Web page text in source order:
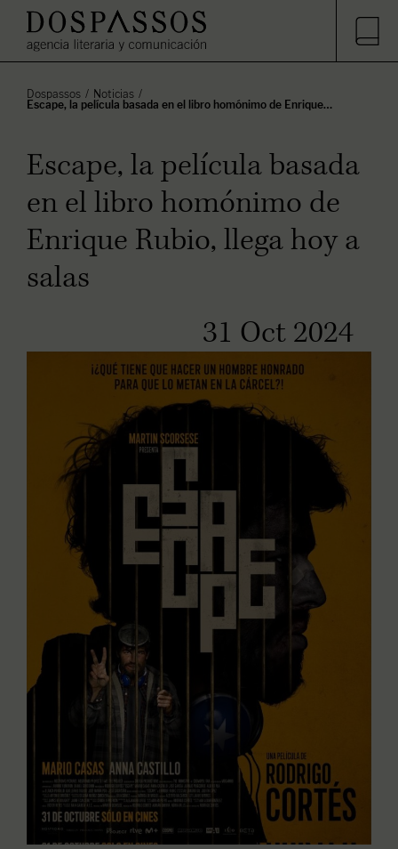
Escape, la película basada en el libro homónimo de Enrique…
Noticias
Dospassos
Escape, la película basada
en el libro homónimo de
Enrique Rubio, llega hoy a
salas
31 Oct 2024